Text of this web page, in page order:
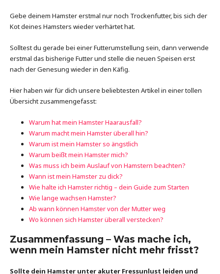
Gebe deinem Hamster erstmal nur noch Trockenfutter, bis sich der
Kot deines Hamsters wieder verhärtet hat.
Solltest du gerade bei einer Futterumstellung sein, dann verwende
erstmal das bisherige Futter und stelle die neuen Speisen erst
nach der Genesung wieder in den Käfig.
Hier haben wir für dich unsere beliebtesten Artikel in einer tollen
Übersicht zusammengefasst:
Warum hat mein Hamster Haarausfall?
Warum macht mein Hamster überall hin?
Warum ist mein Hamster so ängstlich
Warum beißt mein Hamster mich?
Was muss ich beim Auslauf von Hamstern beachten?
Wann ist mein Hamster zu dick?
Wie halte ich Hamster richtig – dein Guide zum Starten
Wie lange wachsen Hamster?
Ab wann können Hamster von der Mutter weg
Wo können sich Hamster überall verstecken?
Zusammenfassung – Was mache ich,
wenn mein Hamster nicht mehr frisst?
Sollte dein Hamster unter akuter Fressunlust leiden und